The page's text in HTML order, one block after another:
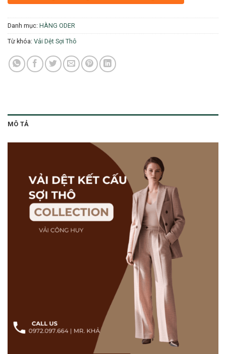
Danh mục: HÀNG ODER
Từ khóa: Vải Dệt Sợi Thô
MÔ TẢ